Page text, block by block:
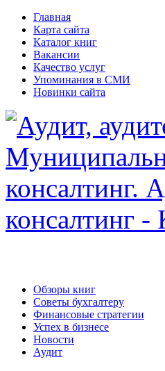
Главная
Карта сайта
Каталог книг
Вакансии
Качество услуг
Упоминания в СМИ
Новинки сайта
Обзоры книг
Советы бухгалтеру
Финансовые стратегии
Успех в бизнесе
Новости
Аудит